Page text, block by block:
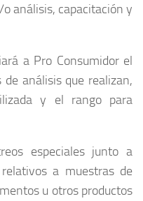
análisis, capacitación y
a Pro Consumidor el
análisis que realizan,
y el rango para
especiales junto a
a muestras de
u otros productos